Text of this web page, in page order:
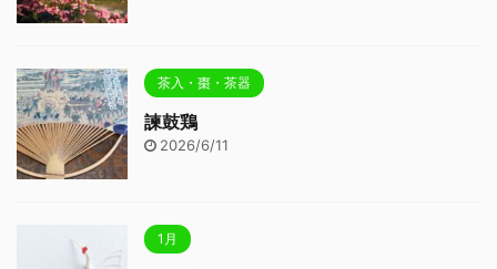
茶入・棗・茶器
諫鼓鶏
2026/6/11
1月